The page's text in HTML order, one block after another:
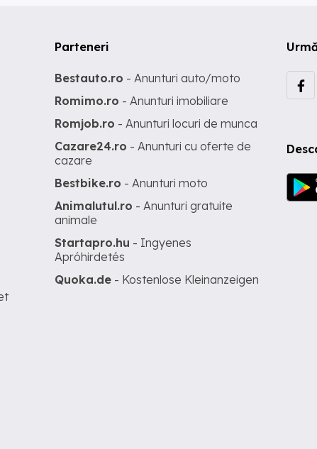
Parteneri
Bestauto.ro - Anunturi auto/moto
Romimo.ro - Anunturi imobiliare
Romjob.ro - Anunturi locuri de munca
Cazare24.ro - Anunturi cu oferte de
cazare
Bestbike.ro - Anunturi moto
Animalutul.ro - Anunturi gratuite
animale
Startapro.hu - Ingyenes
Apróhirdetés
Quoka.de - Kostenlose Kleinanzeigen